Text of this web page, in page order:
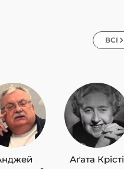
ВСІ
Аґата Крісті